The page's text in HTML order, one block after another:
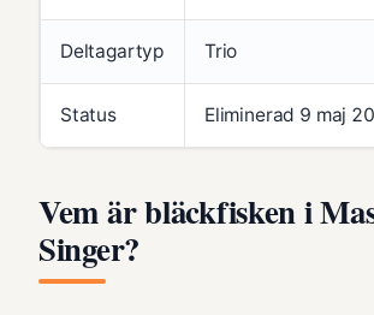
Deltagartyp Trio
Status Eliminerad 9 maj
Vem är bläckfisken i
Singer?